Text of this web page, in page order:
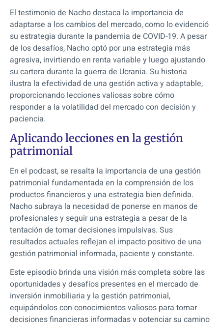
El testimonio de Nacho destaca la importancia de
adaptarse a los cambios del mercado, como lo evidenció
su estrategia durante la pandemia de COVID-19. A pesar
de los desafíos, Nacho optó por una estrategia más
agresiva, invirtiendo en renta variable y luego ajustando
su cartera durante la guerra de Ucrania. Su historia
ilustra la efectividad de una gestión activa y adaptable,
proporcionando lecciones valiosas sobre cómo
responder a la volatilidad del mercado con decisión y
paciencia.
Aplicando lecciones en la gestión
patrimonial
En el podcast, se resalta la importancia de una gestión
patrimonial fundamentada en la comprensión de los
productos financieros y una estrategia bien definida.
Nacho subraya la necesidad de ponerse en manos de
profesionales y seguir una estrategia a pesar de la
tentación de tomar decisiones impulsivas. Sus
resultados actuales reflejan el impacto positivo de una
gestión patrimonial informada, paciente y constante.
Este episodio brinda una visión más completa sobre las
oportunidades y desafíos presentes en el mercado de
inversión inmobiliaria y la gestión patrimonial,
equipándolos con conocimientos valiosos para tomar